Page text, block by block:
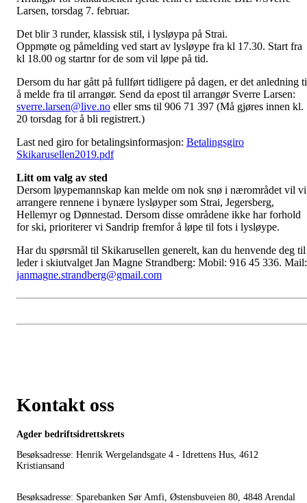
Larsen, torsdag 7. februar.
Det blir 3 runder, klassisk stil, i lysløypa på Strai.
Oppmøte og påmelding ved start av lysløype fra kl 17.30. Start fra
kl 18.00 og startnr for de som vil løpe på tid.
Dersom du har gått på fullført tidligere på dagen, er det anledning
å melde fra til arrangør. Send da epost til arrangør Sverre Larsen:
sverre.larsen@live.no eller sms til 906 71 397 (Må gjøres innen kl.
20 torsdag for å bli registrert.)
Last ned giro for betalingsinformasjon: Betalingsgiro
Skikarusellen2019.pdf
Litt om valg av sted
Dersom løypemannskap kan melde om nok snø i nærområdet vil vi
arrangere rennene i bynære lysløyper som Strai, Jegersberg,
Hellemyr og Dønnestad. Dersom disse områdene ikke har forhold
for ski, prioriterer vi Sandrip fremfor å løpe til fots i lysløype.
Har du spørsmål til Skikarusellen generelt, kan du henvende deg til
leder i skiutvalget Jan Magne Strandberg: Mobil: 916 45 336. Mail:
janmagne.strandberg@gmail.com
Kontakt oss
Agder bedriftsidrettskrets
Besøksadresse: Henrik Wergelandsgate 4 - Idrettens Hus, 4612
Kristiansand
Besøksadresse: Sparebanken Sør Amfi, Østensbuveien 80, 4848 Arendal